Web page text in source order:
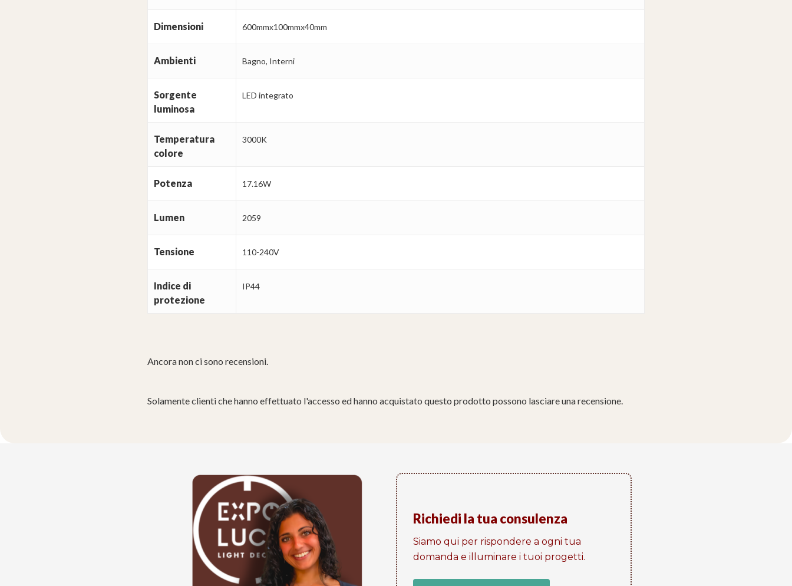
Dimensioni 600mmx100mmx40mm
Ambienti Bagno, Interni
Sorgente
luminosa
LED integrato
Temperatura
colore
3000K
Potenza 17.16W
Lumen 2059
Tensione 110-240V
Indice di
protezione
IP44
Ancora non ci sono recensioni.
Solamente clienti che hanno effettuato l'accesso ed hanno acquistato questo prodotto possono lasciare una recensione.
Richiedi la tua consulenza
Siamo qui per rispondere a ogni tua
domanda e illuminare i tuoi progetti​.